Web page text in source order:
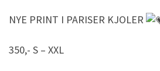
NYE PRINT I PARISER KJOLER
350,- S – XXL